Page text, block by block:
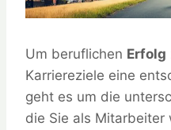
Um beruflichen Erfolg
Karriereziele eine
geht es um die
die Sie als Mitarbeiter